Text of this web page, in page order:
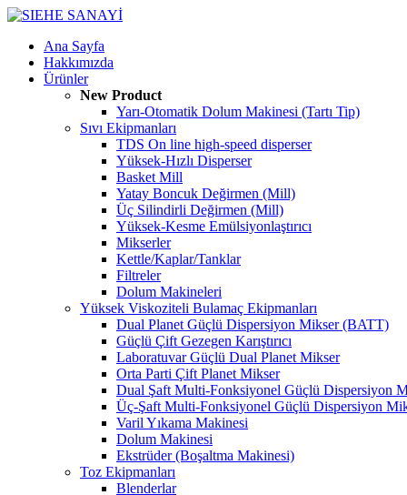
Ana Sayfa
Hakkımızda
Ürünler
New Product
Yarı-Otomatik Dolum Makinesi (Tartı Tip)
Sıvı Ekipmanları
TDS On line high-speed disperser
Yüksek-Hızlı Disperser
Basket Mill
Yatay Boncuk Değirmen (Mill)
Üç Silindirli Değirmen (Mill)
Yüksek-Kesme Emülsiyonlaştırıcı
Mikserler
Kettle/Kaplar/Tanklar
Filtreler
Dolum Makineleri
Yüksek Viskoziteli Bulamaç Ekipmanları
Dual Planet Güçlü Dispersiyon Mikser (BATT)
Güçlü Çift Gezegen Karıştırıcı
Laboratuvar Güçlü Dual Planet Mikser
Orta Parti Çift Planet Mikser
Dual Şaft Multi-Fonksiyonel Güçlü Dispersiyon
Üç-Şaft Multi-Fonksiyonel Güçlü Dispersiyon
Varil Yıkama Makinesi
Dolum Makinesi
Ekstrüder (Boşaltma Makinesi)
Toz Ekipmanları
Blenderlar